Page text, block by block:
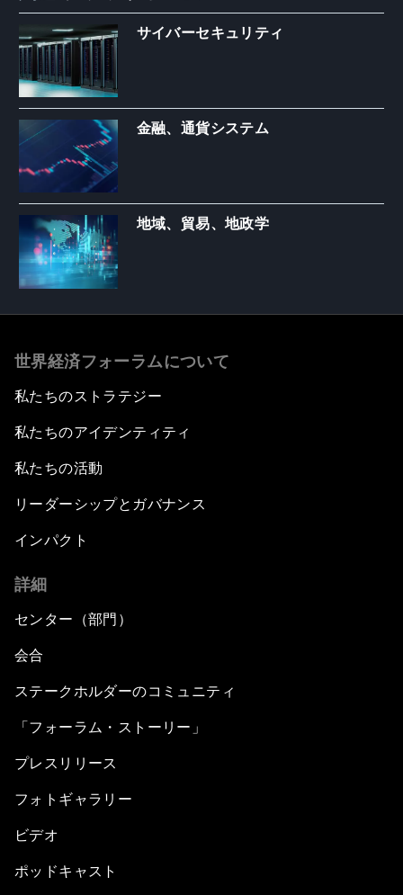
サイバーセキュリティ
金融、通貨システム
地域、貿易、地政学
世界経済フォーラムについて
私たちのストラテジー
私たちのアイデンティティ
私たちの活動
リーダーシップとガバナンス
インパクト
詳細
センター（部門）
会合
ステークホルダーのコミュニティ
「フォーラム・ストーリー」
プレスリリース
フォトギャラリー
ビデオ
ポッドキャスト